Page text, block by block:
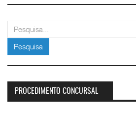
pesquisar
Pesquisa
PROCEDIMENTO CONCURSAL